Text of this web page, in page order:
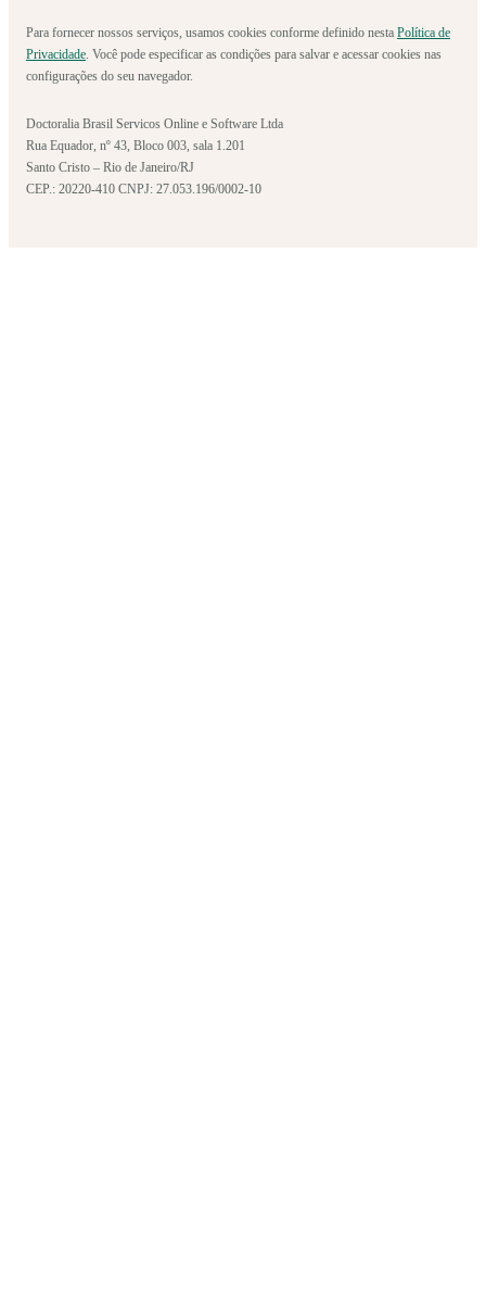
Para fornecer nossos serviços, usamos cookies conforme definido nesta Política de
Privacidade. Você pode especificar as condições para salvar e acessar cookies nas
configurações do seu navegador.
Doctoralia Brasil Servicos Online e Software Ltda
Rua Equador, nº 43, Bloco 003, sala 1.201
Santo Cristo – Rio de Janeiro/RJ
CEP.: 20220-410 CNPJ: 27.053.196/0002-10